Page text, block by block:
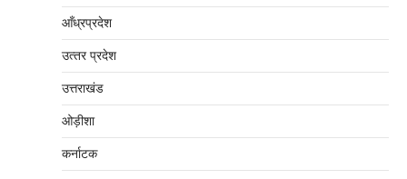
आँध्रप्रदेश
उत्‍तर प्रदेश
उत्तराखंड
ओड़ीशा
कर्नाटक